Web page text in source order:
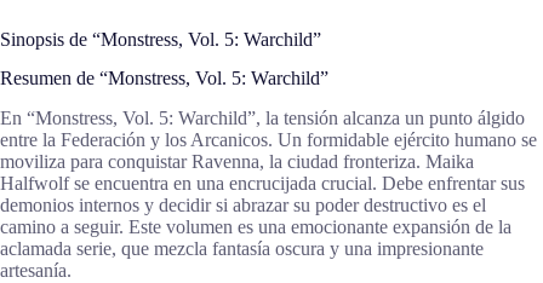
Sinopsis de “Monstress, Vol. 5: Warchild”
Resumen de “Monstress, Vol. 5: Warchild”
En “Monstress, Vol. 5: Warchild”, la tensión alcanza un punto álgido
entre la Federación y los Arcanicos. Un formidable ejército humano se
moviliza para conquistar Ravenna, la ciudad fronteriza. Maika
Halfwolf se encuentra en una encrucijada crucial. Debe enfrentar sus
demonios internos y decidir si abrazar su poder destructivo es el
camino a seguir. Este volumen es una emocionante expansión de la
aclamada serie, que mezcla fantasía oscura y una impresionante
artesanía.